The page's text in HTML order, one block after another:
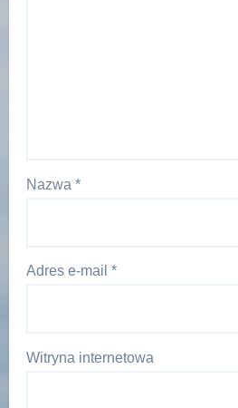
Nazwa *
Adres e-mail *
Witryna internetowa